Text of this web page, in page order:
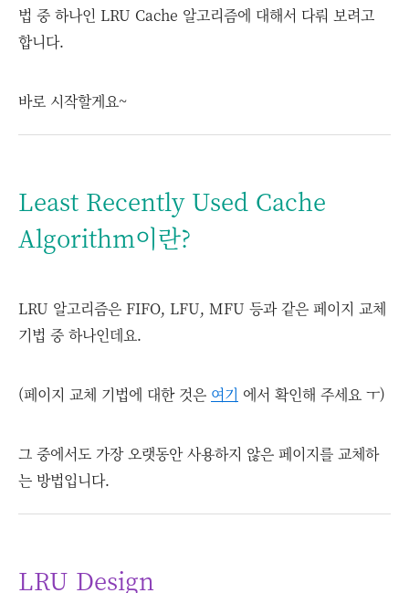
법 중 하나인 LRU Cache 알고리즘에 대해서 다뤄 보려고
합니다.
바로 시작할게요~
Least Recently Used Cache
Algorithm이란?
LRU 알고리즘은 FIFO, LFU, MFU 등과 같은 페이지 교체
기법 중 하나인데요.
(페이지 교체 기법에 대한 것은 여기 에서 확인해 주세요 ㅜ)
그 중에서도 가장 오랫동안 사용하지 않은 페이지를 교체하
는 방법입니다.
LRU Design